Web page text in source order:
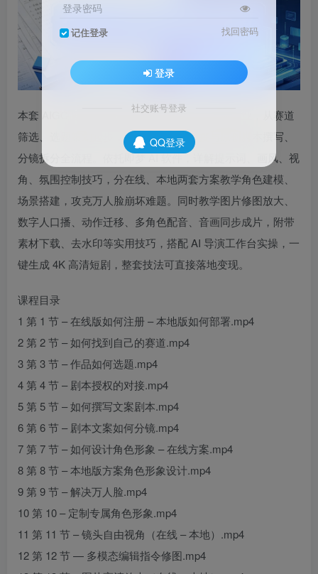
本套 AIGC 剧情短剧课程主打零基础入局短剧副业，从赛道
筛选、选题策划起步，讲解剧本资源对接与原创脚本撰写、
分镜拆分全流程。依托即梦 AI 软件，详解提示词、画风、视
角、氛围控制技巧，分在线、本地两套方案教学角色建模、
场景搭建，攻克万人脸崩坏难题。同时教学图片修图放大、
数字人口播、动作迁移、多角色配音、音画同步成片，附带
素材下载、去水印等实用技巧，搭配 AI 导演工作台实操，一
键生成 4K 高清短剧，整套技法可直接落地变现。
课程目录
1 第 1 节 – 在线版如何注册 – 本地版如何部署.mp4
2 第 2 节 – 如何找到自己的赛道.mp4
3 第 3 节 – 作品如何选题.mp4
4 第 4 节 – 剧本授权的对接.mp4
5 第 5 节 – 如何撰写文案剧本.mp4
6 第 6 节 – 剧本文案如何分镜.mp4
7 第 7 节 – 如何设计角色形象 – 在线方案.mp4
8 第 8 节 – 本地版方案角色形象设计.mp4
9 第 9 节 – 解决万人脸.mp4
10 第 10 – 定制专属角色形象.mp4
11 第 11 节 – 镜头自由视角（在线 – 本地）.mp4
12 第 12 节 — 多模态编辑指令修图.mp4
登录密码
记住登录 找回密码
登录
社交账号登录
QQ登录